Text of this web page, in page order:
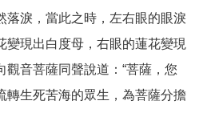
落淚，當此之時，左右眼的眼淚
變現出白度母，右眼的蓮花變現
觀音菩薩同聲說道：“菩薩，您
轉生死苦海的眾生，為菩薩分擔